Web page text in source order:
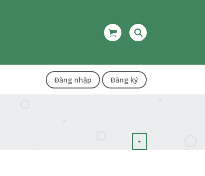
Đăng nhập Đăng ký